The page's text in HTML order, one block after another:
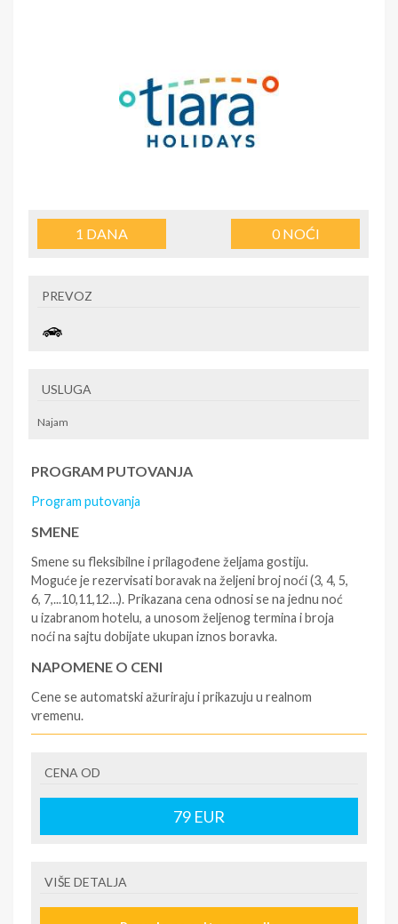
1 DANA 0NOĆI
PREVOZ
USLUGA
Najam
PROGRAM PUTOVANJA
Program putovanja
SMENE
Smene su fleksibilne i prilagođene željama gostiju.
Moguće je rezervisati boravak na željeni broj noći (3, 4, 5,
6, 7,...10,11,12…). Prikazana cena odnosi se na jednu noć
u izabranom hotelu, a unosom željenog termina i broja
noći na sajtu dobijate ukupan iznos boravka.
NAPOMENE O CENI
Cene se automatski ažuriraju i prikazuju u realnom
vremenu.
- rezervisane i potvrđene usluge u izabranoj smeštajnoj
jedinici prema opisu - korišćenje hotelskih sadržaja
prema opisu - uslugu rezervacije - organizaciju
putovanja
krizu) na destinaciji, plaćaju se na recepciji
CENA OD
79 EUR
VIŠE DETALJA